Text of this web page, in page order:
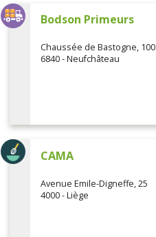
Bodson Primeurs
Chaussée de Bastogne, 100
6840 - Neufchâteau
CAMA
Avenue Emile-Digneffe, 25
4000 - Liège